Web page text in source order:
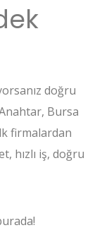
doğru
Bursa
firmalardan
hızlı iş, doğru